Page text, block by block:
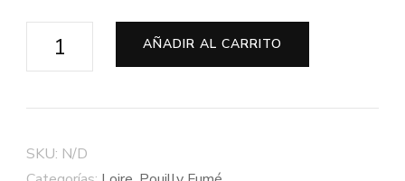
Pouilly
aux
Moines"
AÑADIR AL CARRITO
SKU: N/D